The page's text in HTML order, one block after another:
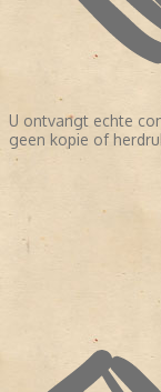
U ontvangt echte
geen kopie of